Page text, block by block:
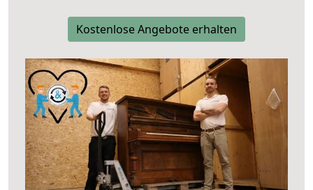
Kostenlose Angebote erhalten